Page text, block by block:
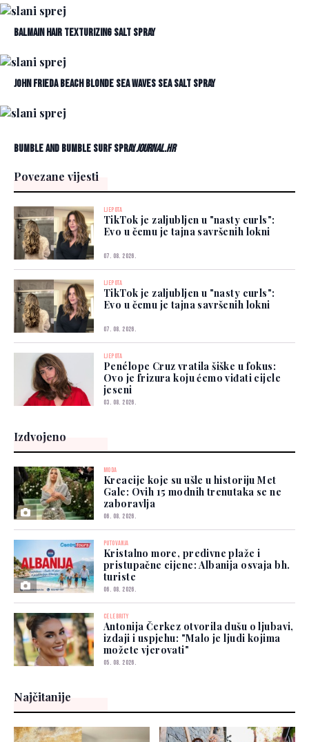
Balmain Hair Texturizing Salt Spray
John Frieda Beach Blonde Sea Waves Sea Salt Spray
Bumble and Bumble Surf SprayJournal.hr
Povezane vijesti
LJEPOTA
TikTok je zaljubljen u "nasty curls":
Evo u čemu je tajna savršenih lokni
07. 08. 2026.
LJEPOTA
TikTok je zaljubljen u "nasty curls":
Evo u čemu je tajna savršenih lokni
07. 08. 2026.
LJEPOTA
Penélope Cruz vratila šiške u fokus:
Ovo je frizura koju ćemo viđati cijele
jeseni
03. 08. 2026.
Izdvojeno
MODA
Kreacije koje su ušle u historiju Met
Gale: Ovih 15 modnih trenutaka se ne
zaboravlja
06. 08. 2026.
PUTOVANJA
Kristalno more, predivne plaže i
pristupačne cijene: Albanija osvaja bh.
turiste
06. 08. 2026.
CELEBRITY
Antonija Čerkez otvorila dušu o ljubavi,
izdaji i uspjehu: "Malo je ljudi kojima
možete vjerovati"
05. 08. 2026.
Najčitanije